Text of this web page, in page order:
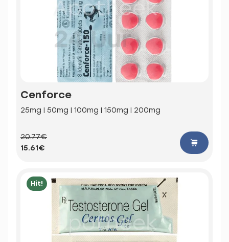
Cenforce
25mg | 50mg | 100mg | 150mg | 200mg
20.77€
15.61€
Hit!